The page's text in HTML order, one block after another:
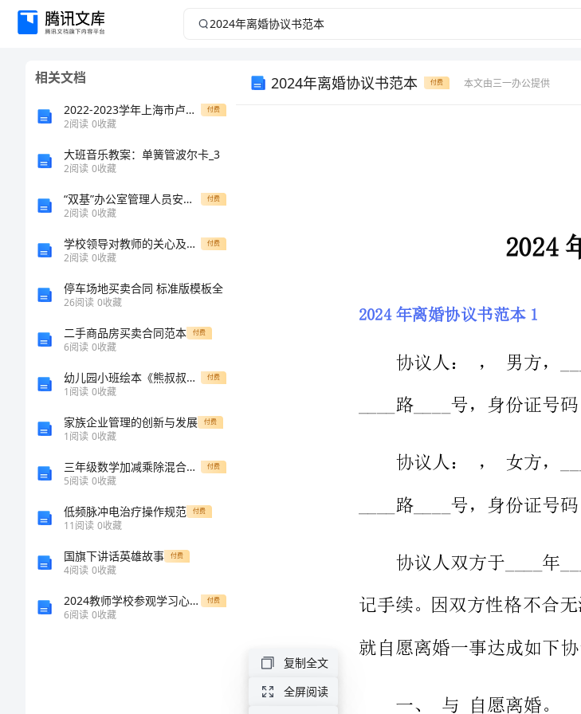
2024
2024
相关文档
2022-2023学年上海市卢湾高级中学英语高三第一学期期末考试试题含解析 付费
2阅读 0收藏
大班音乐教案：单簧管波尔卡_3
2阅读 0收藏
“双基”办公室管理人员安全生产岗位责任制 付费
2阅读 0收藏
学校领导对教师的关心及事迹材料 付费
2阅读 0收藏
停车场地买卖合同 标准版模板全
26阅读 0收藏
二手商品房买卖合同范本 付费
6阅读 0收藏
幼儿园小班绘本《熊叔叔的派对》教案[修改版] 付费
1阅读 0收藏
家族企业管理的创新与发展 付费
1阅读 0收藏
三年级数学加减乘除混合运算练习试题 付费
5阅读 0收藏
低频脉冲电治疗操作规范 付费
11阅读 0收藏
国旗下讲话英雄故事 付费
4阅读 0收藏
2024教师学校参观学习心得体会 付费
6阅读 0收藏
2024年离婚协议书范本 付费 本文由三一办公提供
____路____号，身份证号码：。
就自愿离婚一事达成如下协议：
复制全文
全屏阅读